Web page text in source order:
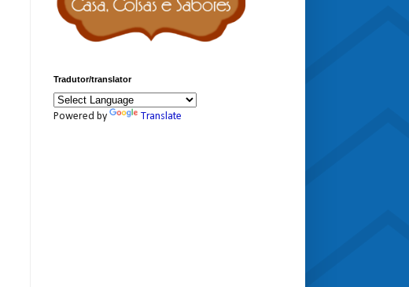
Tradutor/translator
Powered by Translate